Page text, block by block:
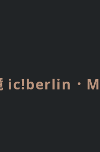
ic!berlin．